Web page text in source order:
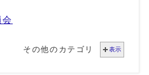
その他のカテゴリ 表示